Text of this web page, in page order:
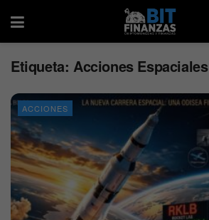
Etiqueta: Acciones Espaciales
ACCIONES